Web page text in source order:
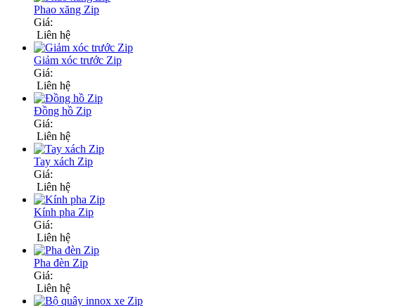
Phao xăng Zip
Giá:
Liên hệ
Giảm xóc trước Zip
Giá:
Liên hệ
Đồng hồ Zip
Giá:
Liên hệ
Tay xách Zip
Giá:
Liên hệ
Kính pha Zip
Giá:
Liên hệ
Pha đèn Zip
Giá:
Liên hệ